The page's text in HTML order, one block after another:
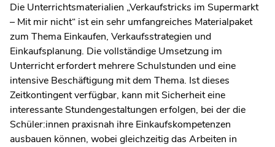
Die Unterrichtsmaterialien „Verkaufstricks im Supermarkt
– Mit mir nicht“ ist ein sehr umfangreiches Materialpaket
zum Thema Einkaufen, Verkaufsstrategien und
Einkaufsplanung. Die vollständige Umsetzung im
Unterricht erfordert mehrere Schulstunden und eine
intensive Beschäftigung mit dem Thema. Ist dieses
Zeitkontingent verfügbar, kann mit Sicherheit eine
interessante Stundengestaltungen erfolgen, bei der die
Schüler:innen praxisnah ihre Einkaufskompetenzen
ausbauen können, wobei gleichzeitig das Arbeiten in